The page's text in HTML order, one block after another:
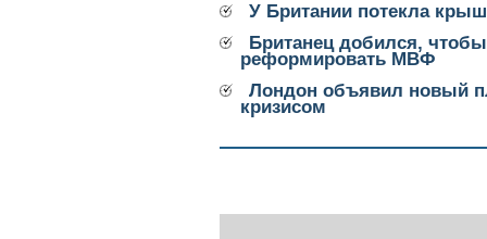
У Британии потекла
Британец добился,
реформировать МВФ
Лондон объявил новый
кризисом